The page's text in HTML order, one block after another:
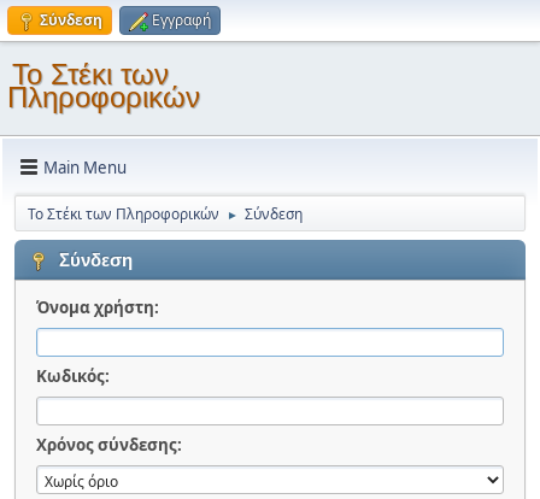
Σύνδεση Εγγραφή
Το Στέκι των
Πληροφορικών
Main Menu
Το Στέκι των Πληροφορικών ► Σύνδεση
Σύνδεση
Όνομα χρήστη:
Κωδικός:
Χρόνος σύνδεσης: